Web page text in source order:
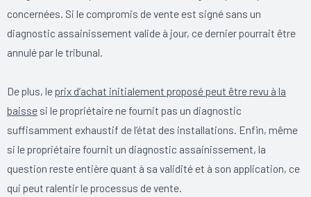
concernées. Si le compromis de vente est signé sans un
diagnostic assainissement valide à jour, ce dernier pourrait être
annulé par le tribunal.
De plus, leprix d’achat initialement proposé peut être revu à la
baisse si le propriétaire ne fournit pas un diagnostic
suffisamment exhaustif de l’état des installations. Enfin, même
si le propriétaire fournit un diagnostic assainissement, la
question reste entière quant à sa validité et à son application, ce
qui peut ralentir le processus de vente.